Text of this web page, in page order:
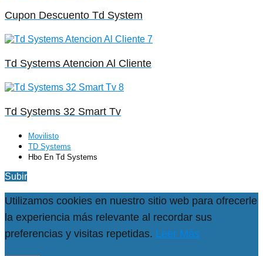
Cupon Descuento Td System
Td Systems Atencion Al Cliente
Td Systems 32 Smart Tv
Movilisto
TD Systems
Hbo En Td Systems
Subir
Utilizamos cookies en nuestro sitio web para ofrecerle
la experiencia más relevante al recordar sus
preferencias y visitas repetidas. Leer Más